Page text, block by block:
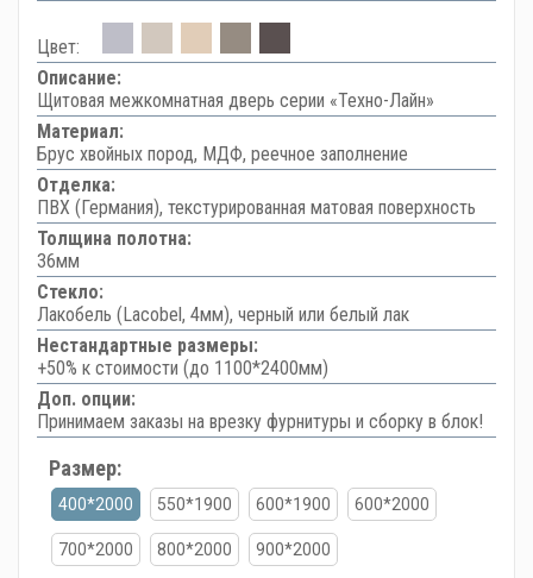
Цвет:
Описание:
Щитовая межкомнатная дверь серии «Техно-Лайн»
Материал:
Брус хвойных пород, МДФ, реечное заполнение
Отделка:
ПВХ (Германия), текстурированная матовая поверхность
Толщина полотна:
36мм
Стекло:
Лакобель (Lacobel, 4мм), черный или белый лак
Нестандартные размеры:
+50% к стоимости (до 1100*2400мм)
Доп. опции:
Принимаем заказы на врезку фурнитуры и сборку в блок!
Размер:
400*2000 550*1900 600*1900 600*2000
700*2000 800*2000 900*2000